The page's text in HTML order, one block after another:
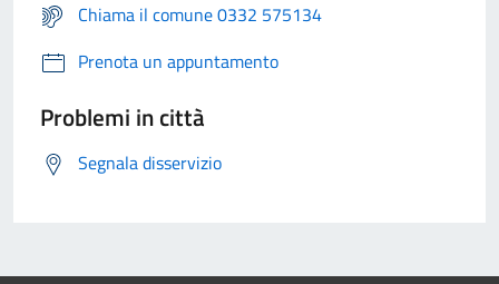
Chiama il comune 0332 575134
Prenota un appuntamento
Problemi in città
Segnala disservizio